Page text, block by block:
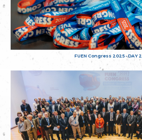
FUEN Congress 2025 - DAY 2